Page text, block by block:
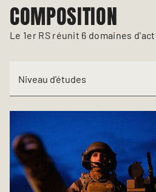
COMPOSITION
Le 1er RS réunit 6 domaines
Niveau d'études